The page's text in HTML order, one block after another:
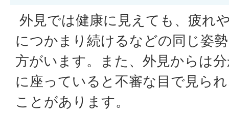
外見では健康に見えても、疲れ
につかまり続けるなどの同じ姿
方がいます。また、外見からは
に座っていると不審な目で見ら
ことがあります。